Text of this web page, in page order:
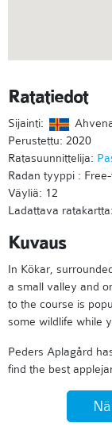
Ratatiedot
Sijainti:
Perustettu: 2020
Ratasuunnittelija:
Radan tyyppi :
Väyliä: 12
Ladattava ratakartta:
Kuvaus
In Kökar,
a small valley and
to the course is
some wildlife while
Peders Aplagård
find the best